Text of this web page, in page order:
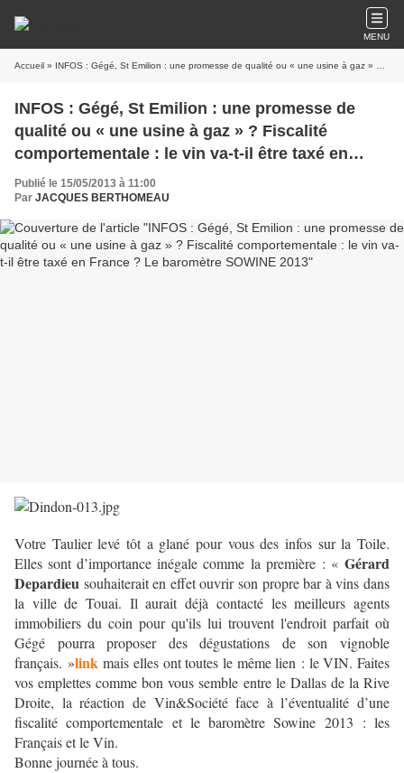
MENU
Accueil » INFOS : Gégé, St Emilion : une promesse de qualité ou « une usine à gaz » ? Fiscalité comportementale : le vin va-t-il être taxé en France ? Le baromètre SOWINE 2013
INFOS : Gégé, St Emilion : une promesse de
qualité ou « une usine à gaz » ? Fiscalité
comportementale : le vin va-t-il être taxé en
France ? Le baromètre SOWINE 2013
Publié le 15/05/2013 à 11:00
Par JACQUES BERTHOMEAU
Votre Taulier levé tôt a glané pour vous des infos sur la Toile.
Elles sont d’importance inégale comme la première : « Gérard
Depardieu souhaiterait en effet ouvrir son propre bar à vins dans
la ville de Touai. Il aurait déjà contacté les meilleurs agents
immobiliers du coin pour qu'ils lui trouvent l'endroit parfait où
Gégé pourra proposer des dégustations de son vignoble
français. »link mais elles ont toutes le même lien : le VIN. Faites
vos emplettes comme bon vous semble entre le Dallas de la Rive
Droite, la réaction de Vin&Société face à l’éventualité d’une
fiscalité comportementale et le baromètre Sowine 2013 : les
Français et le Vin.
Bonne journée à tous.